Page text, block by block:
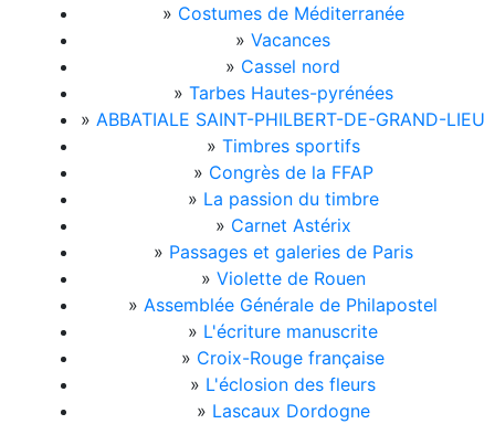
» Costumes de Méditerranée
» Vacances
» Cassel nord
» Tarbes Hautes-pyrénées
» ABBATIALE SAINT-PHILBERT-DE-GRAND-LIEU
» Timbres sportifs
» Congrès de la FFAP
» La passion du timbre
» Carnet Astérix
» Passages et galeries de Paris
» Violette de Rouen
» Assemblée Générale de Philapostel
» L'écriture manuscrite
» Croix-Rouge française
» L'éclosion des fleurs
» Lascaux Dordogne